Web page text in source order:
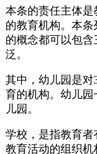
本条的责任主体
的教育机构。本
的概念都可以包
泛。
其中，幼儿园是对
育的机构。幼儿
儿园。
学校，是指教育
教育活动的组织